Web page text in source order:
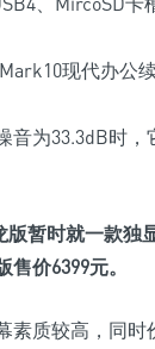
现代办公
音为33.3dB时
版暂时就一款独
价6399元。
素质较高，同时